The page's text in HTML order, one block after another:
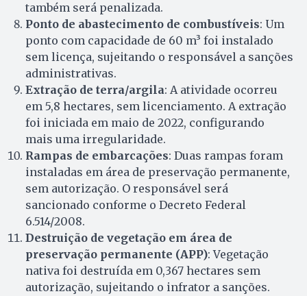
também será penalizada.
Ponto de abastecimento de combustíveis: Um
ponto com capacidade de 60 m³ foi instalado
sem licença, sujeitando o responsável a sanções
administrativas.
Extração de terra/argila: A atividade ocorreu
em 5,8 hectares, sem licenciamento. A extração
foi iniciada em maio de 2022, configurando
mais uma irregularidade.
Rampas de embarcações: Duas rampas foram
instaladas em área de preservação permanente,
sem autorização. O responsável será
sancionado conforme o Decreto Federal
6.514/2008.
Destruição de vegetação em área de
preservação permanente (APP): Vegetação
nativa foi destruída em 0,367 hectares sem
autorização, sujeitando o infrator a sanções.